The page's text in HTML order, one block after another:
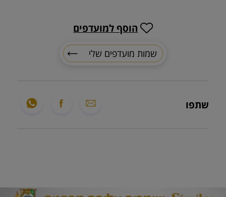
שתפו
שמות מועדפים שלי
הוסף למועדפים